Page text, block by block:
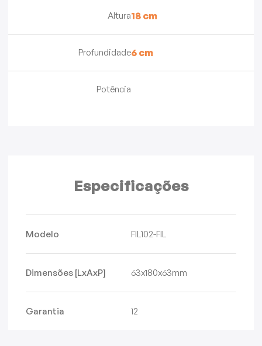
18 cm
Altura
6 cm
Profundidade
Potência
Especificações
Modelo FIL102-FIL
Dimensões [LxAxP] 63x180x63mm
Garantia 12